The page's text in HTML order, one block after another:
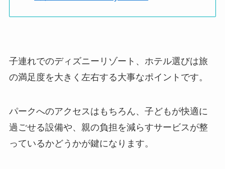
子連れでのディズニーリゾート、ホテル選びは旅
の満足度を大きく左右する大事なポイントです。
パークへのアクセスはもちろん、子どもが快適に
過ごせる設備や、親の負担を減らすサービスが整
っているかどうかが鍵になります。